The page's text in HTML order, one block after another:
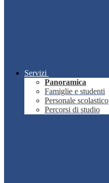
Servizi
Panoramica
Famiglie e studenti
Personale scolastico
Percorsi di studio